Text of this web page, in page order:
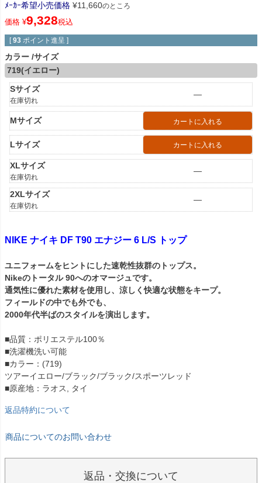
ﾒｰｶｰ希望小売価格 ¥11,660のところ
価格 ¥9,328税込
[ 93 ポイント進呈 ]
カラー サイズ
719(イエロー)
Sサイズ
在庫切れ
—
Mサイズ カートに入れる
Lサイズ カートに入れる
XLサイズ
在庫切れ
—
2XLサイズ
在庫切れ
—
NIKE ナイキ DF T90 エナジー 6 L/S トップ
ユニフォームをヒントにした速乾性抜群のトップス。
Nikeのトータル 90へのオマージュです。
通気性に優れた素材を使用し、涼しく快適な状態をキープ。
フィールドの中でも外でも、
2000年代半ばのスタイルを演出します。
■品質：ポリエステル100％
■洗濯機洗い可能
■カラー：(719)
ツアーイエロー/ブラック/ブラック/スポーツレッド
■原産地：ラオス, タイ
返品特約について
商品についてのお問い合わせ
返品・交換について